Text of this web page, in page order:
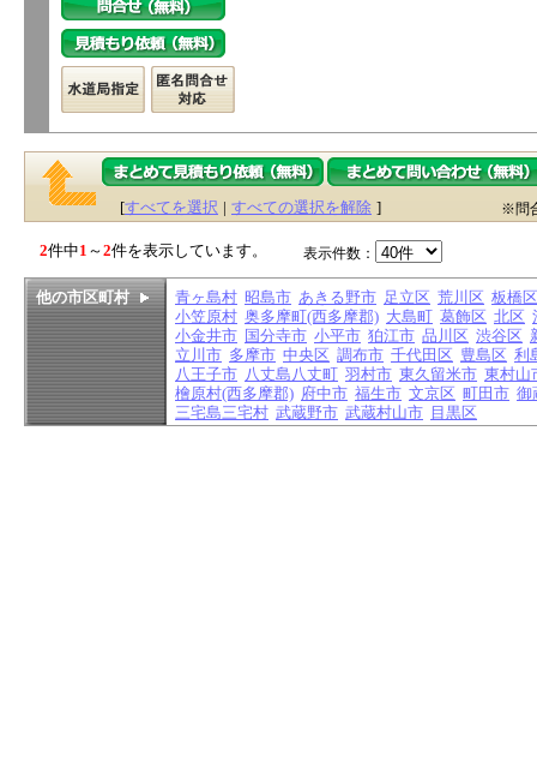
[すべてを選択 | すべての選択を解除 ] ※問
2件中1 ～2件を表示しています。 表示件数：
他の市区町村 青ヶ島村 昭島市 あきる野市 足立区 荒川区 板橋区
小笠原村 奥多摩町(西多摩郡) 大島町 葛飾区 北区
小金井市 国分寺市 小平市 狛江市 品川区 渋谷区
立川市 多摩市 中央区 調布市 千代田区 豊島区 利
八王子市 八丈島八丈町 羽村市 東久留米市 東村山
檜原村(西多摩郡) 府中市 福生市 文京区 町田市 御
三宅島三宅村 武蔵野市 武蔵村山市 目黒区